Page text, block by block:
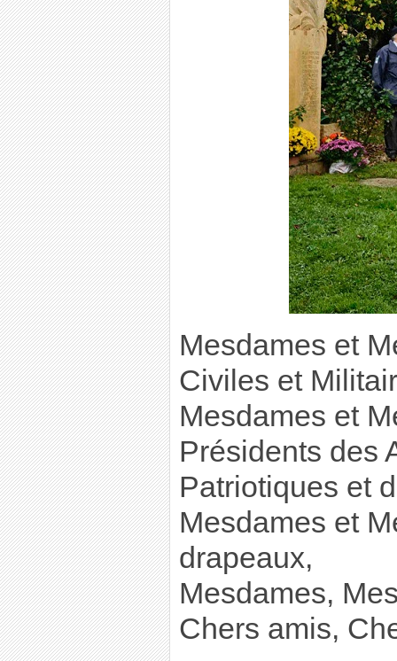
Mesdames et
Civiles et
Mesdames et
Présidents des
Patriotiques et
Mesdames et
drapeaux,
Mesdames,
Chers amis,